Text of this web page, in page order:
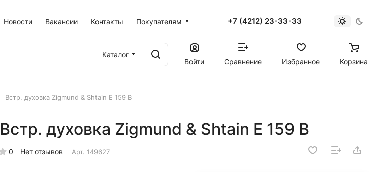
Новости Вакансии Контакты Покупателям +7 (4212) 23-33-33
Каталог
Войти
Сравнение Избранное Корзина
Встр. духовка Zigmund & Shtain E 159 B
Встр. духовка Zigmund & Shtain E 159 B
0 Нет отзывов Арт. 149627